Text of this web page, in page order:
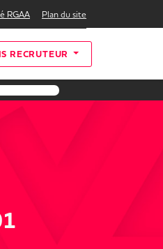
RGAA Plan du site
RECRUTEUR